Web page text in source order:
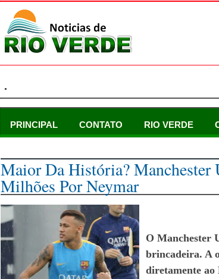
.
PRINCIPAL CONTATO RIO VERDE
Maior Da História? Manchester
Milhões Por Neymar
O Manchester
brincadeira. A
diretamente ao